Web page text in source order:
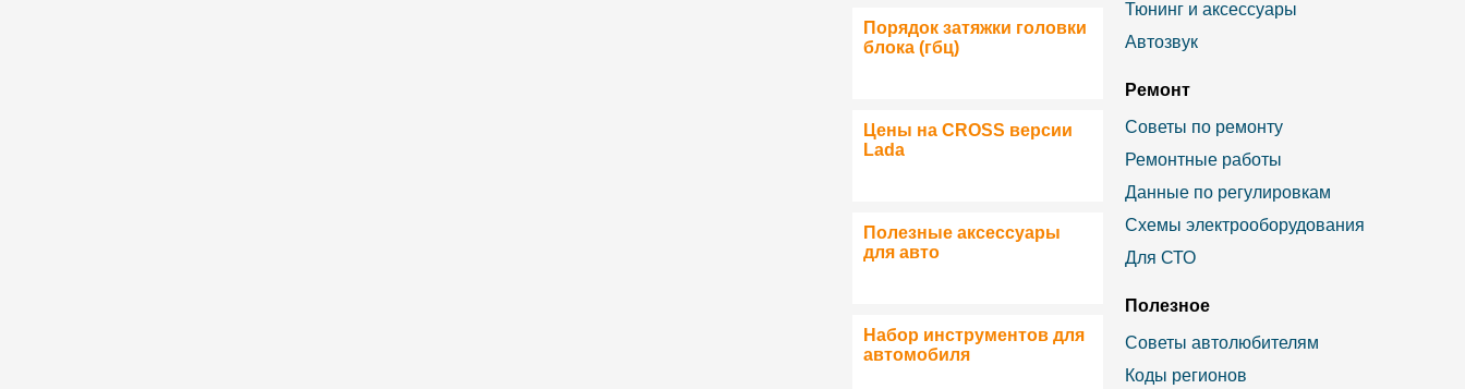
Порядок затяжки головки
блока (гбц)
Цены на CROSS версии
Lada
Полезные аксессуары
для авто
Набор инструментов для
автомобиля
Тюнинг и аксессуары
Автозвук
Ремонт
Советы по ремонту
Ремонтные работы
Данные по регулировкам
Схемы электрооборудования
Для СТО
Полезное
Советы автолюбителям
Коды регионов